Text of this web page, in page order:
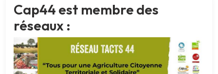
Cap44 est membre des
réseaux :